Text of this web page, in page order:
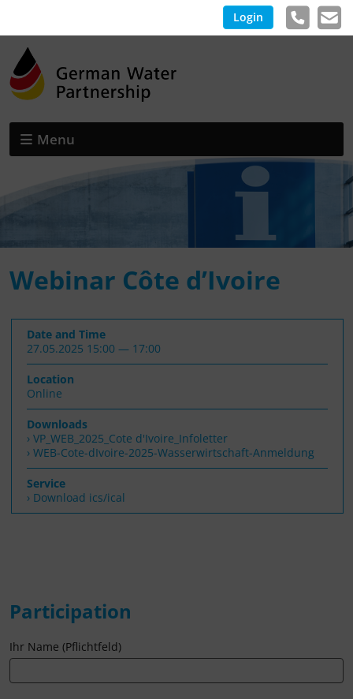
Login
Menu
Webinar Côte d’Ivoire
Date and Time
27.05.2025 15:00 — 17:00
Location
Online
Downloads
VP_WEB_2025_Cote d'Ivoire_Infoletter
WEB-Cote-dIvoire-2025-Wasserwirtschaft-Anmeldung
Service
› Download ics/ical
Participation
Ihr Name (Pflichtfeld)